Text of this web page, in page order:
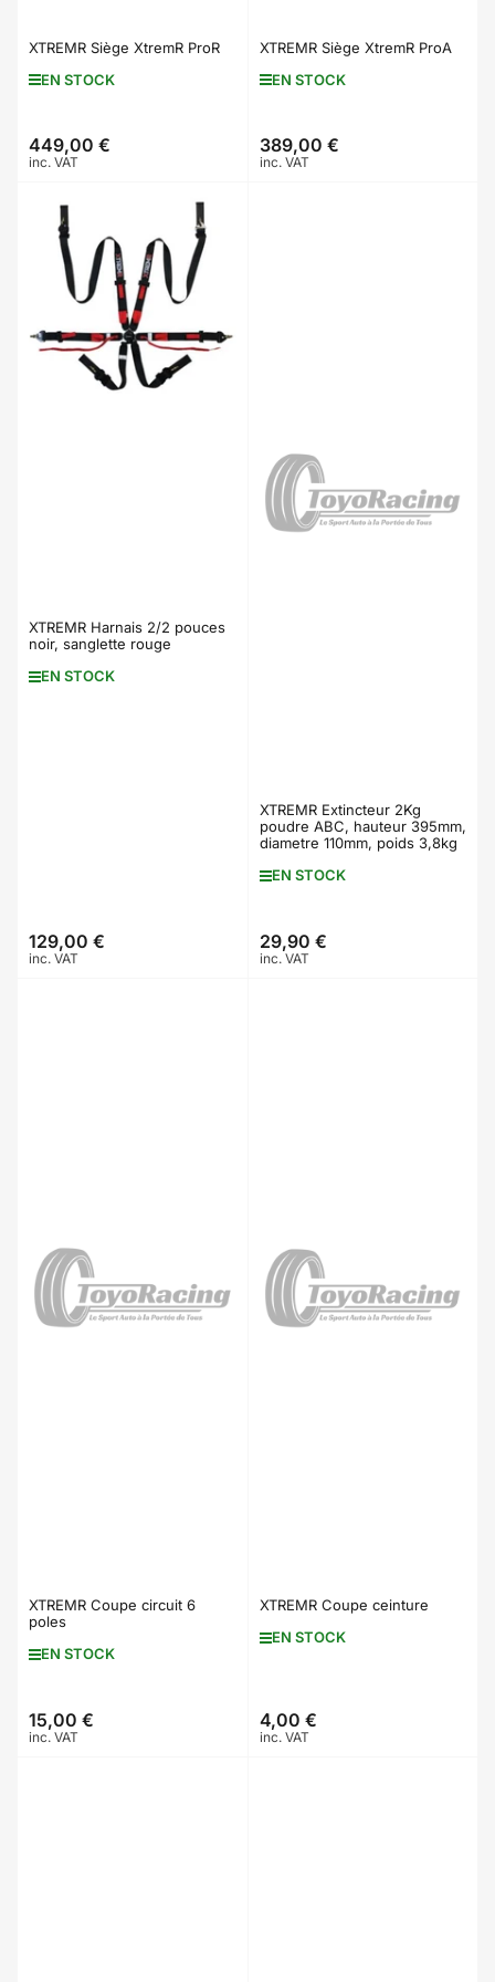
XTREMR Siège XtremR ProR
EN STOCK
Prix
449,00 €
inc. VAT
XTREMR Siège XtremR ProA
EN STOCK
Prix
389,00 €
inc. VAT
XTREMR Harnais 2/2 pouces
noir, sanglette rouge
EN STOCK
Prix
129,00 €
inc. VAT
XTREMR Extincteur 2Kg
poudre ABC, hauteur 395mm,
diametre 110mm, poids 3,8kg
EN STOCK
Prix
29,90 €
inc. VAT
XTREMR Coupe circuit 6
poles
EN STOCK
Prix
15,00 €
inc. VAT
XTREMR Coupe ceinture
EN STOCK
Prix
4,00 €
inc. VAT